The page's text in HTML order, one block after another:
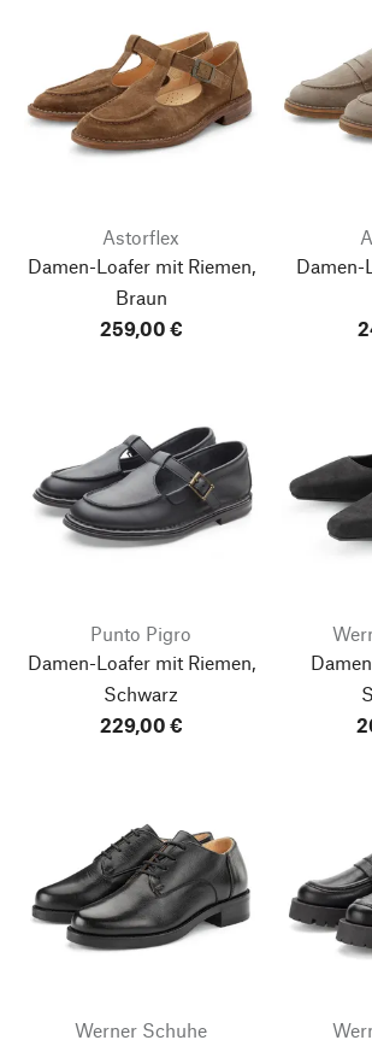
Astorflex
Damen-Loafer mit Riemen,
Braun
259,00 €
Damen-
Punto Pigro
Damen-Loafer mit Riemen,
Schwarz
229,00 €
Werner Schuhe